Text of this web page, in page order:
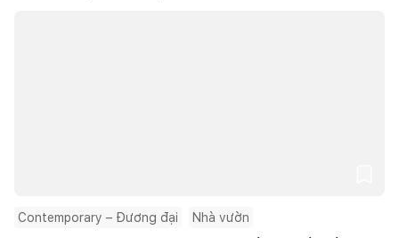
Contemporary – Đương đại Nhà vườn